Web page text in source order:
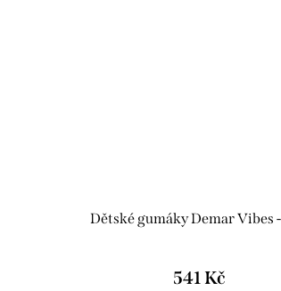
Dětské gumáky Demar Vibes
541 Kč